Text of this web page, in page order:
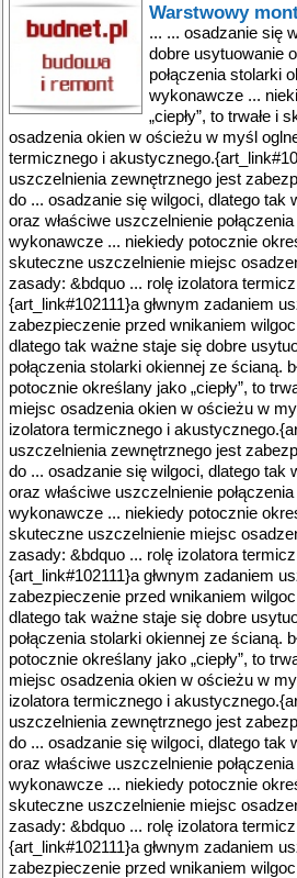
Warstwowy
... ... osadzanie się
dobre usytuowanie
połączenia stolarki
wykonawcze ...
„ciepły”, to trwałe
osadzenia okien w ościeżu w myśl
termicznego i
uszczelnienia zewnętrznego jest
do ... osadzanie się wilgoci, dlatego tak
oraz właściwe uszczelnienie
wykonawcze ... niekiedy potocznie
skuteczne uszczelnienie miejsc
zasady: &bdquo ... rolę izolatora
{art_link#102111}a głwnym zadaniem
zabezpieczenie przed wnikaniem
dlatego tak ważne staje się dobre
połączenia stolarki okiennej ze ścianą.
potocznie określany jako „ciepły”, to
miejsc osadzenia okien w ościeżu w
izolatora termicznego i
uszczelnienia zewnętrznego jest
do ... osadzanie się wilgoci, dlatego tak
oraz właściwe uszczelnienie
wykonawcze ... niekiedy potocznie
skuteczne uszczelnienie miejsc
zasady: &bdquo ... rolę izolatora
{art_link#102111}a głwnym zadaniem
zabezpieczenie przed wnikaniem
dlatego tak ważne staje się dobre
połączenia stolarki okiennej ze ścianą.
potocznie określany jako „ciepły”, to
miejsc osadzenia okien w ościeżu w
izolatora termicznego i
uszczelnienia zewnętrznego jest
do ... osadzanie się wilgoci, dlatego tak
oraz właściwe uszczelnienie
wykonawcze ... niekiedy potocznie
skuteczne uszczelnienie miejsc
zasady: &bdquo ... rolę izolatora
{art_link#102111}a głwnym zadaniem
zabezpieczenie przed wnikaniem